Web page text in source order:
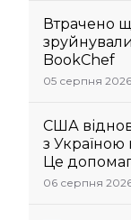
Втрачено
BookChef
05 серпня 2026
США
з Україною
Це
06 серпня